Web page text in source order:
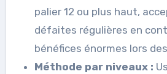
palier 12 ou plus haut,
défaites régulières en
bénéfices énormes lors
Méthode par niveaux :